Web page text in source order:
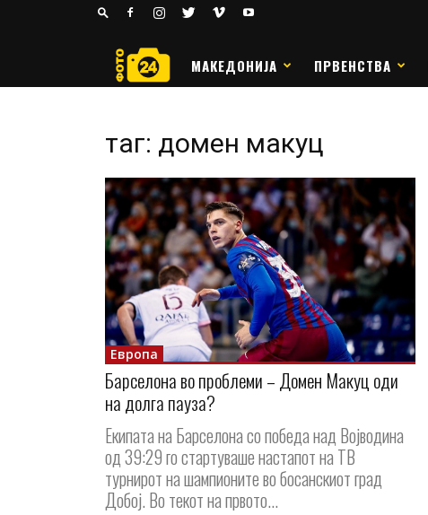
РАКОМЕТ
МАКЕДОНИЈА ПРВЕНСТВА
таг: домен макуц
Европа
Барселона во проблеми – Домен Макуц оди
на долга пауза?
Екипата на Барселона со победа над Војводина
од 39:29 го стартуваше настапот на ТВ
турнирот на шампионите во босанскиот град
Добој. Во текот на првото...